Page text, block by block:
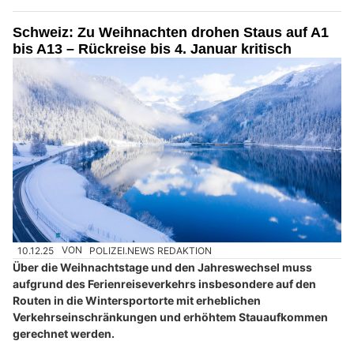
Schweiz: Zu Weihnachten drohen Staus auf A1
bis A13 – Rückreise bis 4. Januar kritisch
10.12.25 VON POLIZEI.NEWS REDAKTION
Über die Weihnachtstage und den Jahreswechsel muss
aufgrund des Ferienreiseverkehrs insbesondere auf den
Routen in die Wintersportorte mit erheblichen
Verkehrseinschränkungen und erhöhtem Stauaufkommen
gerechnet werden.